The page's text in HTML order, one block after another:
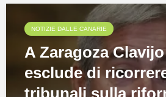
NOTIZIE DALLE CANARIE
A Zaragoza
esclude di